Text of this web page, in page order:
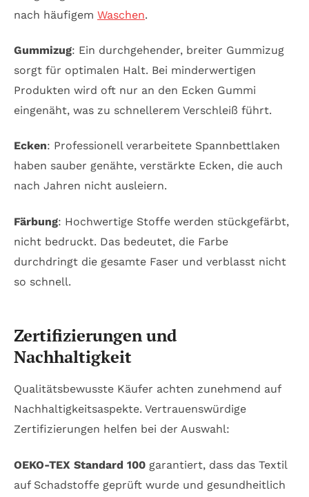
nach häufigem Waschen.
Gummizug: Ein durchgehender, breiter Gummizug
sorgt für optimalen Halt. Bei minderwertigen
Produkten wird oft nur an den Ecken Gummi
eingenäht, was zu schnellerem Verschleiß führt.
Ecken: Professionell verarbeitete Spannbettlaken
haben sauber genähte, verstärkte Ecken, die auch
nach Jahren nicht ausleiern.
Färbung: Hochwertige Stoffe werden stückgefärbt,
nicht bedruckt. Das bedeutet, die Farbe
durchdringt die gesamte Faser und verblasst nicht
so schnell.
Zertifizierungen und
Nachhaltigkeit
Qualitätsbewusste Käufer achten zunehmend auf
Nachhaltigkeitsaspekte. Vertrauenswürdige
Zertifizierungen helfen bei der Auswahl:
OEKO-TEX Standard 100 garantiert, dass das Textil
auf Schadstoffe geprüft wurde und gesundheitlich